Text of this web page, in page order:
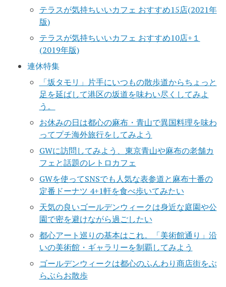
テラスが気持ちいいカフェ おすすめ15店(2021年
版)
テラスが気持ちいいカフェ おすすめ10店+１
(2019年版)
連休特集
「坂タモリ」片手にいつもの散歩道からちょっと
足を延ばして港区の坂道を味わい尽くしてみよ
う。
お休みの日は都心の麻布・青山で異国料理を味わ
ってプチ海外旅行をしてみよう
GWに訪問してみよう、東京青山や麻布の老舗カ
フェと話題のレトロカフェ
GWを使ってSNSでも人気な表参道と麻布十番の
定番ドーナツ 4+1軒を食べ歩いてみたい
天気の良いゴールデンウィークは身近な庭園や公
園で密を避けながら過ごしたい
都心アート巡りの基本はこれ。「美術館通り」沿
いの美術館・ギャラリーを制覇してみよう
ゴールデンウィークは都心のふんわり商店街をぶ
らぶらお散歩